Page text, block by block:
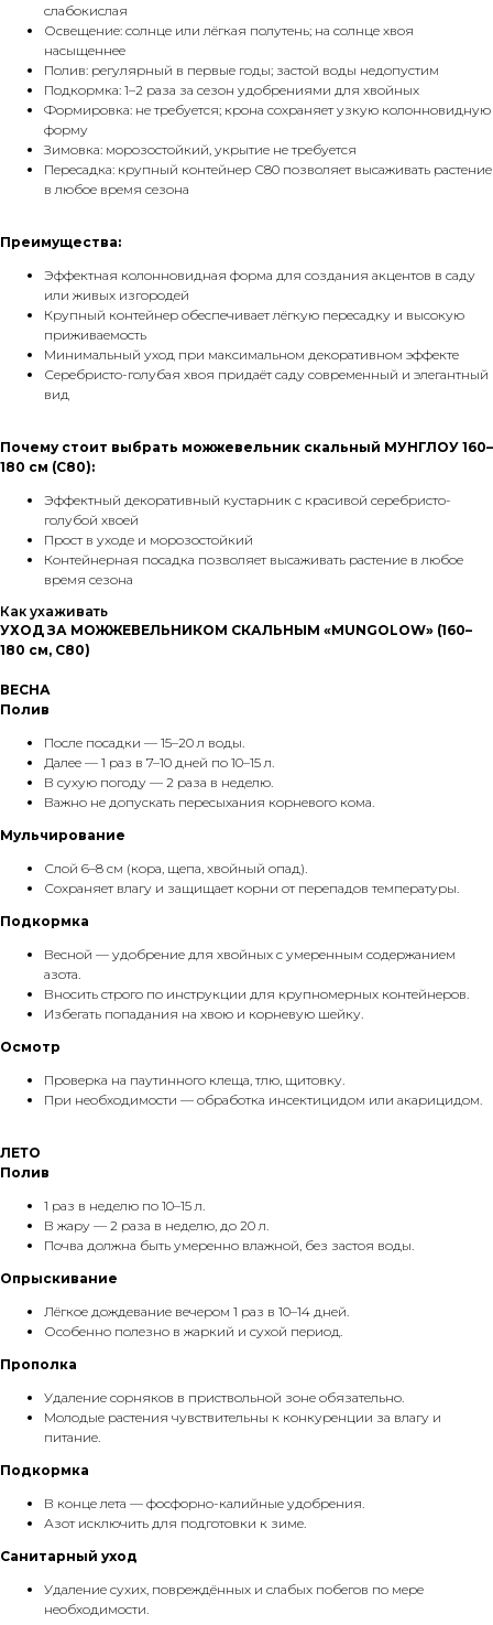
слабокислая
Освещение: солнце или лёгкая полутень; на солнце хвоя
насыщеннее
Полив: регулярный в первые годы; застой воды недопустим
Подкормка: 1–2 раза за сезон удобрениями для хвойных
Формировка: не требуется; крона сохраняет узкую колонновидную
форму
Зимовка: морозостойкий, укрытие не требуется
Пересадка: крупный контейнер С80 позволяет высаживать растение
в любое время сезона
Преимущества:
Эффектная колонновидная форма для создания акцентов в саду
или живых изгородей
Крупный контейнер обеспечивает лёгкую пересадку и высокую
приживаемость
Минимальный уход при максимальном декоративном эффекте
Серебристо-голубая хвоя придаёт саду современный и элегантный
вид
Почему стоит выбрать можжевельник скальный МУНГЛОУ 160–
180 см (С80):
Эффектный декоративный кустарник с красивой серебристо-
голубой хвоей
Прост в уходе и морозостойкий
Контейнерная посадка позволяет высаживать растение в любое
время сезона
Как ухаживать
УХОД ЗА МОЖЖЕВЕЛЬНИКОМ СКАЛЬНЫМ «MUNGOLOW» (160–
180 см, С80)
ВЕСНА
Полив
После посадки — 15–20 л воды.
Далее — 1 раз в 7–10 дней по 10–15 л.
В сухую погоду — 2 раза в неделю.
Важно не допускать пересыхания корневого кома.
Мульчирование
Слой 6–8 см (кора, щепа, хвойный опад).
Сохраняет влагу и защищает корни от перепадов температуры.
Подкормка
Весной — удобрение для хвойных с умеренным содержанием
азота.
Вносить строго по инструкции для крупномерных контейнеров.
Избегать попадания на хвою и корневую шейку.
Осмотр
Проверка на паутинного клеща, тлю, щитовку.
При необходимости — обработка инсектицидом или акарицидом.
ЛЕТО
Полив
1 раз в неделю по 10–15 л.
В жару — 2 раза в неделю, до 20 л.
Почва должна быть умеренно влажной, без застоя воды.
Опрыскивание
Лёгкое дождевание вечером 1 раз в 10–14 дней.
Особенно полезно в жаркий и сухой период.
Прополка
Удаление сорняков в приствольной зоне обязательно.
Молодые растения чувствительны к конкуренции за влагу и
питание.
Подкормка
В конце лета — фосфорно-калийные удобрения.
Азот исключить для подготовки к зиме.
Санитарный уход
Удаление сухих, повреждённых и слабых побегов по мере
необходимости.